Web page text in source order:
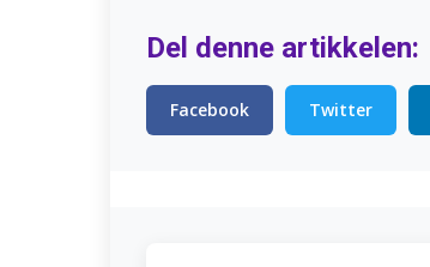
Del denne artikkelen:
Facebook Twitter